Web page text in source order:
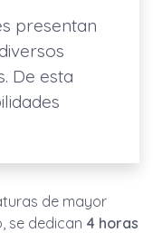
presentan
De esta
de mayor
se dedican 4 horas